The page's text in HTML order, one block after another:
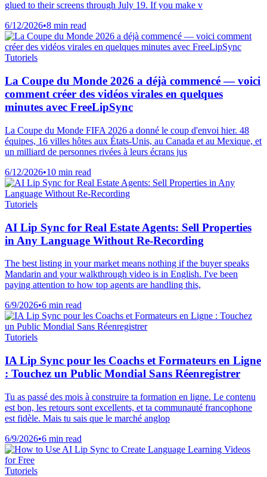
glued to their screens through July 19. If you make v
6/12/2026•8 min read
Tutoriels
La Coupe du Monde 2026 a déjà commencé — voici
comment créer des vidéos virales en quelques
minutes avec FreeLipSync
La Coupe du Monde FIFA 2026 a donné le coup d'envoi hier. 48
équipes, 16 villes hôtes aux États-Unis, au Canada et au Mexique, et
un milliard de personnes rivées à leurs écrans jus
6/12/2026•10 min read
Tutoriels
AI Lip Sync for Real Estate Agents: Sell Properties
in Any Language Without Re-Recording
The best listing in your market means nothing if the buyer speaks
Mandarin and your walkthrough video is in English. I've been
paying attention to how top agents are handling this,
6/9/2026•6 min read
Tutoriels
IA Lip Sync pour les Coachs et Formateurs en Ligne
: Touchez un Public Mondial Sans Réenregistrer
Tu as passé des mois à construire ta formation en ligne. Le contenu
est bon, les retours sont excellents, et ta communauté francophone
est fidèle. Mais tu sais que le marché anglop
6/9/2026•6 min read
Tutoriels